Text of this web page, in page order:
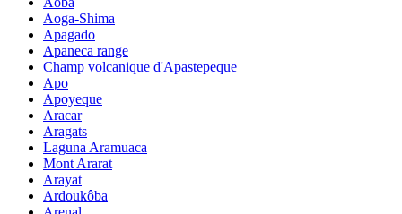
Aoga-Shima
Apagado
Apaneca range
Champ volcanique d'Apastepeque
Apo
Apoyeque
Aracar
Aragats
Laguna Aramuaca
Mont Ararat
Arayat
Ardoukôba